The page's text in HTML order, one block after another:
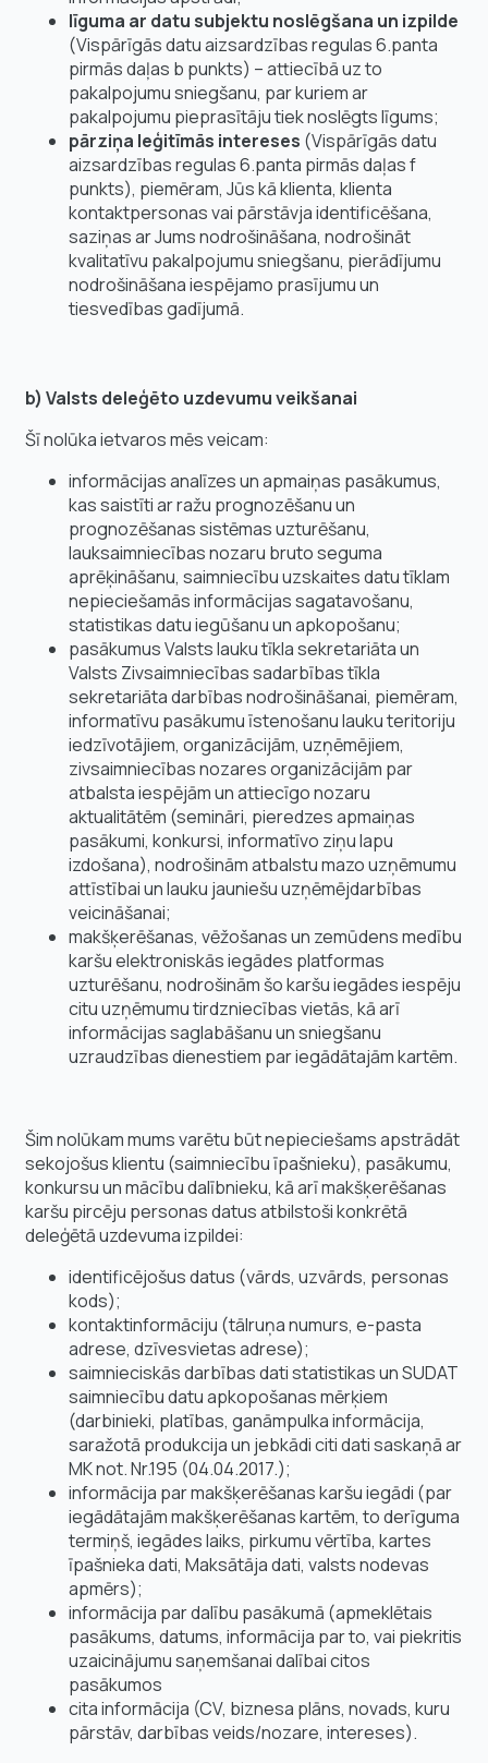
līguma ar datu subjektu noslēgšana un izpilde
(Vispārīgās datu aizsardzības regulas 6.panta
pirmās daļas b punkts) – attiecībā uz to
pakalpojumu sniegšanu, par kuriem ar
pakalpojumu pieprasītāju tiek noslēgts līgums;
pārziņa leģitīmās intereses (Vispārīgās datu
aizsardzības regulas 6.panta pirmās daļas f
punkts), piemēram, Jūs kā klienta, klienta
kontaktpersonas vai pārstāvja identificēšana,
saziņas ar Jums nodrošināšana, nodrošināt
kvalitatīvu pakalpojumu sniegšanu, pierādījumu
nodrošināšana iespējamo prasījumu un
tiesvedības gadījumā.
b) Valsts deleģēto uzdevumu veikšanai
Šī nolūka ietvaros mēs veicam:
informācijas analīzes un apmaiņas pasākumus,
kas saistīti ar ražu prognozēšanu un
prognozēšanas sistēmas uzturēšanu,
lauksaimniecības nozaru bruto seguma
aprēķināšanu, saimniecību uzskaites datu tīklam
nepieciešamās informācijas sagatavošanu,
statistikas datu iegūšanu un apkopošanu;
pasākumus Valsts lauku tīkla sekretariāta un
Valsts Zivsaimniecības sadarbības tīkla
sekretariāta darbības nodrošināšanai, piemēram,
informatīvu pasākumu īstenošanu lauku teritoriju
iedzīvotājiem, organizācijām, uzņēmējiem,
zivsaimniecības nozares organizācijām par
atbalsta iespējām un attiecīgo nozaru
aktualitātēm (semināri, pieredzes apmaiņas
pasākumi, konkursi, informatīvo ziņu lapu
izdošana), nodrošinām atbalstu mazo uzņēmumu
attīstībai un lauku jauniešu uzņēmējdarbības
veicināšanai;
makšķerēšanas, vēžošanas un zemūdens medību
karšu elektroniskās iegādes platformas
uzturēšanu, nodrošinām šo karšu iegādes iespēju
citu uzņēmumu tirdzniecības vietās, kā arī
informācijas saglabāšanu un sniegšanu
uzraudzības dienestiem par iegādātajām kartēm.
Šim nolūkam mums varētu būt nepieciešams apstrādāt
sekojošus klientu (saimniecību īpašnieku), pasākumu,
konkursu un mācību dalībnieku, kā arī makšķerēšanas
karšu pircēju personas datus atbilstoši konkrētā
deleģētā uzdevuma izpildei:
identificējošus datus (vārds, uzvārds, personas
kods);
kontaktinformāciju (tālruņa numurs, e-pasta
adrese, dzīvesvietas adrese);
saimnieciskās darbības dati statistikas un SUDAT
saimniecību datu apkopošanas mērķiem
(darbinieki, platības, ganāmpulka informācija,
saražotā produkcija un jebkādi citi dati saskaņā ar
MK not. Nr.195 (04.04.2017.);
informācija par makšķerēšanas karšu iegādi (par
iegādātajām makšķerēšanas kartēm, to derīguma
termiņš, iegādes laiks, pirkumu vērtība, kartes
īpašnieka dati, Maksātāja dati, valsts nodevas
apmērs);
informācija par dalību pasākumā (apmeklētais
pasākums, datums, informācija par to, vai piekritis
uzaicinājumu saņemšanai dalībai citos
pasākumos
cita informācija (CV, biznesa plāns, novads, kuru
pārstāv, darbības veids/nozare, intereses).